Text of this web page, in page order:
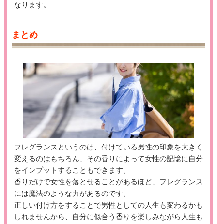
なります。
まとめ
フレグランスというのは、付けている男性の印象を大きく
変えるのはもちろん、その香りによって女性の記憶に自分
をインプットすることもできます。
香りだけで女性を落とせることがあるほど、フレグランス
には魔法のような力があるのです。
正しい付け方をすることで男性としての人生も変わるかも
しれませんから、自分に似合う香りを楽しみながら人生も